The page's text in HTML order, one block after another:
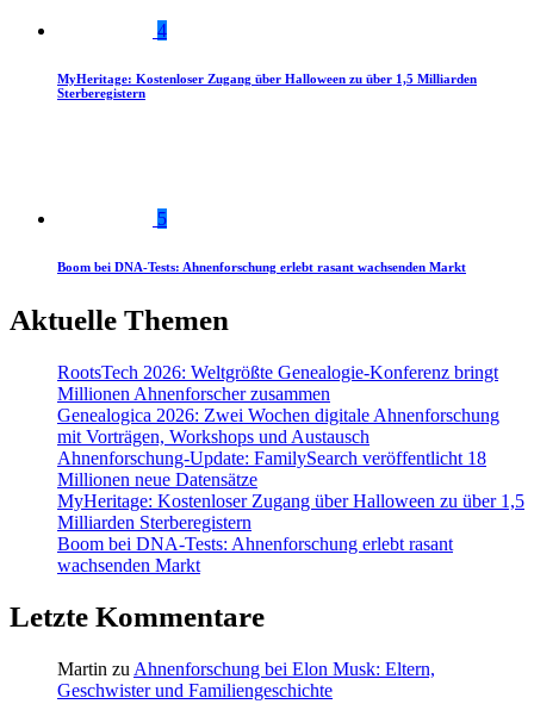
4
MyHeritage: Kostenloser Zugang über Halloween zu über 1,5 Milliarden
Sterberegistern
5
Boom bei DNA-Tests: Ahnenforschung erlebt rasant wachsenden Markt
Aktuelle Themen
RootsTech 2026: Weltgrößte Genealogie-Konferenz bringt
Millionen Ahnenforscher zusammen
Genealogica 2026: Zwei Wochen digitale Ahnenforschung
mit Vorträgen, Workshops und Austausch
Ahnenforschung-Update: FamilySearch veröffentlicht 18
Millionen neue Datensätze
MyHeritage: Kostenloser Zugang über Halloween zu über 1,5
Milliarden Sterberegistern
Boom bei DNA-Tests: Ahnenforschung erlebt rasant
wachsenden Markt
Letzte Kommentare
Martin zu Ahnenforschung bei Elon Musk: Eltern,
Geschwister und Familiengeschichte